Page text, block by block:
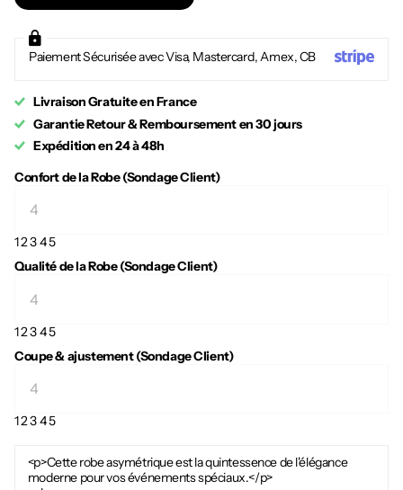
Paiement Sécurisée avec Visa, Mastercard, Amex, CB
Livraison Gratuite en France
Garantie Retour & Remboursement en 30 jours
Expédition en 24 à 48h
Confort de la Robe (Sondage Client)
12345
Qualité de la Robe (Sondage Client)
12345
Coupe & ajustement (Sondage Client)
12345
<p>Cette robe asymétrique est la quintessence de l'élégance
moderne pour vos événements spéciaux.</p>